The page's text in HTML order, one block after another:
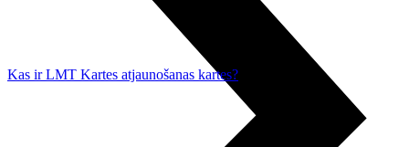
Kas ir LMT Kartes atjaunošanas kartes?